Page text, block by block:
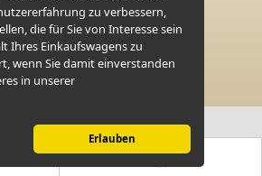
zu verbessern,
die für Sie von Interesse sein
Ihres Einkaufswagens zu
wenn Sie damit einverstanden
in unserer
Erlauben
© 2026 -